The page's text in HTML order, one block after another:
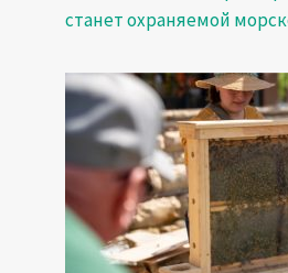
станет охраняемой